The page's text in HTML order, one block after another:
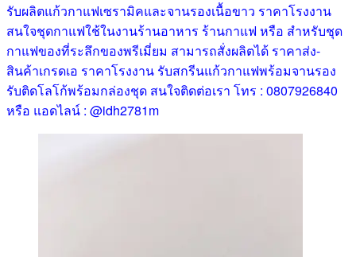
รับผลิตแก้วกาแฟเซรามิคและจานรองเนื้อขาว ราคาโรงงาน
สนใจชุดกาแฟใช้ในงานร้านอาหาร ร้านกาแฟ หรือ สำหรับชุด
กาแฟของที่ระลึกของพรีเมี่ยม สามารถสั่งผลิตได้ ราคาส่ง-
สินค้าเกรดเอ ราคาโรงงาน รับสกรีนแก้วกาแฟพร้อมจานรอง
รับติดโลโก้พร้อมกล่องชุด สนใจติดต่อเรา โทร : 0807926840
หรือ แอดไลน์ : @idh2781m